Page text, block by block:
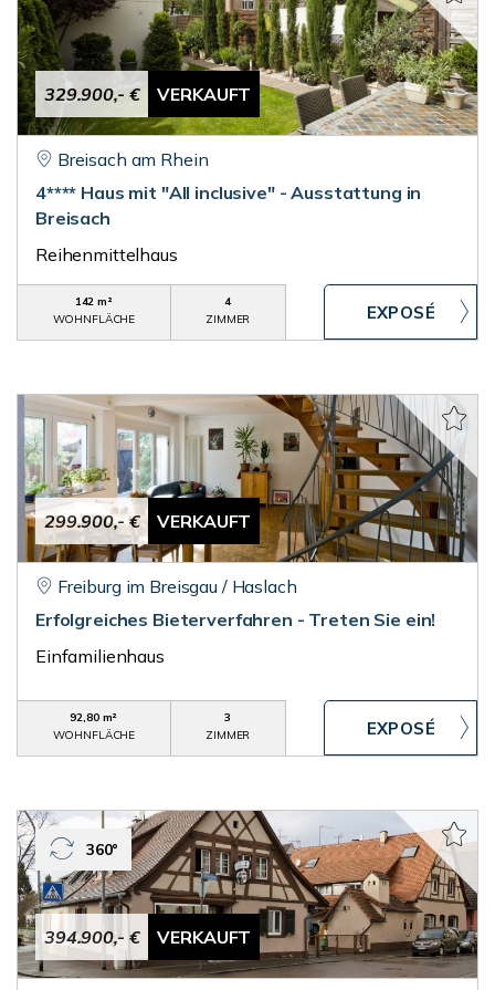
329.900,- € VERKAUFT
Breisach am Rhein
4**** Haus mit "All inclusive" - Ausstattung in
Breisach
Reihenmittelhaus
142 m²
WOHNFLÄCHE
4
ZIMMER
299.900,- € VERKAUFT
Freiburg im Breisgau / Haslach
Erfolgreiches Bieterverfahren - Treten Sie ein!
Einfamilienhaus
92,80 m²
WOHNFLÄCHE
3
ZIMMER
394.900,- € VERKAUFT
360°